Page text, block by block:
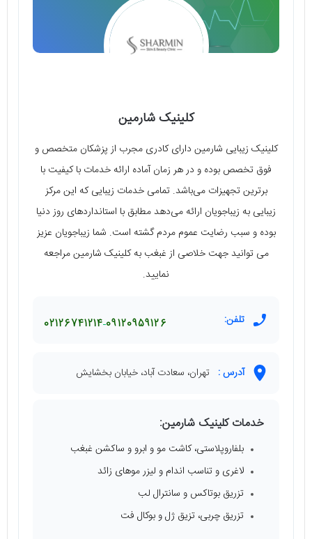
کلینیک شارمین
کلینیک زیبایی شارمین دارای کادری مجرب از پزشکان متخصص و
فوق تخصص بوده و در هر زمان آماده ارائه خدمات با کیفیت با
برترین تجهیزات می‌باشد. تمامی خدمات زیبایی که این مرکز
زیبایی به زیباجویان ارائه می‌دهد مطابق با استانداردهای روز دنیا
بوده و سبب رضایت عموم مردم گشته است. شما زیباجویان عزیز
می توانید جهت خلاصی از غبغب به کلینیک شارمین مراجعه
نمایید.
تلفن: 09120959126
02126741214
آدرس : تهران، سعادت آباد، خیابان بخشایش
خدمات کلینیک شارمین:
بلفاروپلاستی، کاشت مو و ابرو و ساکشن غبغب
لاغری و تناسب اندام و لیزر موهای زائد
تزریق بوتاکس و سانترال لب
تزریق چربی، تزیق ژل و بوکال فت